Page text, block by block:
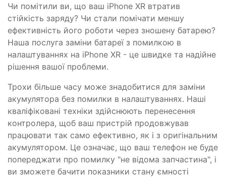
Чи помітили ви, що ваш iPhone XR втратив
стійкість заряду? Чи стали помічати меншу
ефективність його роботи через зношену батарею?
Наша послуга заміни батареї з помилкою в
налаштуваннях на iPhone XR - це швидке та надійне
рішення вашої проблеми.
Трохи більше часу може знадобитися для заміни
акумулятора без помилки в налаштуваннях. Наші
кваліфіковані техніки здійснюють перенесення
контролера, щоб ваш пристрій продовжував
працювати так само ефективно, як і з оригінальним
акумулятором. Це означає, що ваш телефон не буде
попереджати про помилку "не відома запчастина", і
ви зможете бачити показники стану ємності